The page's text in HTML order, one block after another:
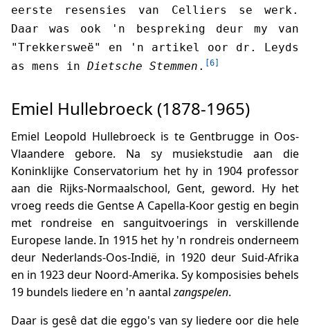
eerste resensies van Celliers se werk.
Daar was ook 'n bespreking deur my van
"Trekkersweë" en 'n artikel oor dr. Leyds
as mens in Dietsche Stemmen . [6]
Emiel Hullebroeck (1878-1965)
Emiel Leopold Hullebroeck is te Gentbrugge in Oos-
Vlaandere gebore. Na sy musiekstudie aan die
Koninklijke Conservatorium het hy in 1904 professor
aan die Rijks-Normaalschool, Gent, geword. Hy het
vroeg reeds die Gentse A Capella-Koor gestig en begin
met rondreise en sanguitvoerings in verskillende
Europese lande. In 1915 het hy 'n rondreis onderneem
deur Nederlands-Oos-Indië, in 1920 deur Suid-Afrika
en in 1923 deur Noord-Amerika. Sy komposisies behels
19 bundels liedere en 'n aantalzangspelen.
Daar is gesê dat die eggo's van sy liedere oor die hele